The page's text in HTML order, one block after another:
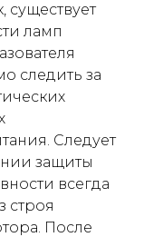
существует
ламп
следить за
Следует
защиты
всегда
строя
После